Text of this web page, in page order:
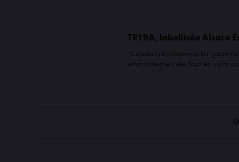
TRYBA, labellisée Alsace
*Ce label récompense
environnementale, tout en